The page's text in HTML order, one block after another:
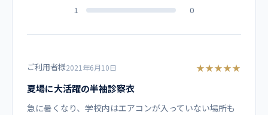
ブロード ポリエステル65％、綿35％
糸を密に、通常よこ糸の5割増しか倍くらいの密度で織られ
ます。
1
0
ご利用者様2021年6月10日 ★★★★★
夏場に大活躍の半袖診察衣
急に暑くなり、学校内はエアコンが入っていない場所も